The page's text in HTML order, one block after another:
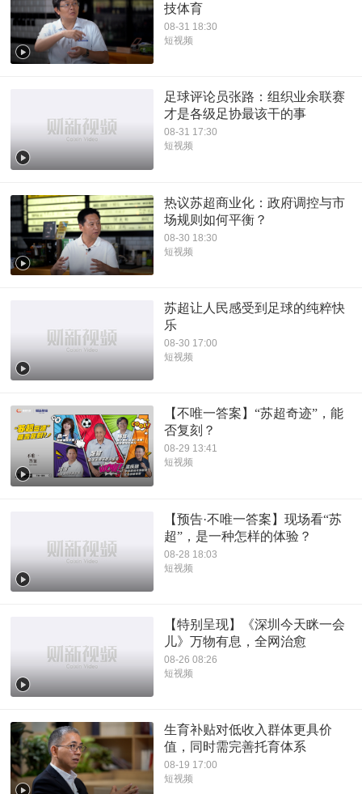
技体育
08-31 18:30
短视频
足球评论员张路：组织业余联赛
才是各级足协最该干的事
08-31 17:30
短视频
热议苏超商业化：政府调控与市
场规则如何平衡？
08-30 18:30
短视频
苏超让人民感受到足球的纯粹快
乐
08-30 17:00
短视频
【不唯一答案】“苏超奇迹”，能
否复刻？
08-29 13:41
短视频
【预告·不唯一答案】现场看“苏
超”，是一种怎样的体验？
08-28 18:03
短视频
【特别呈现】《深圳今天眯一会
儿》万物有息，全网治愈
08-26 08:26
短视频
生育补贴对低收入群体更具价
值，同时需完善托育体系
08-19 17:00
短视频